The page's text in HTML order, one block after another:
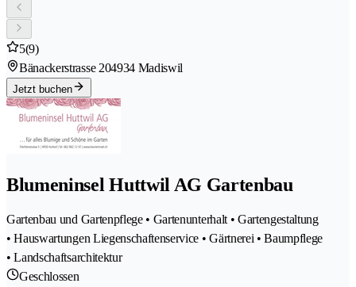
5(9)
Bänackerstrasse 204934 Madiswil
Jetzt buchen
Blumeninsel Huttwil AG Gartenbau
Gartenbau und Gartenpflege • Gartenunterhalt • Gartengestaltung
• Hauswartungen Liegenschaftenservice • Gärtnerei • Baumpflege
• Landschaftsarchitektur
Geschlossen